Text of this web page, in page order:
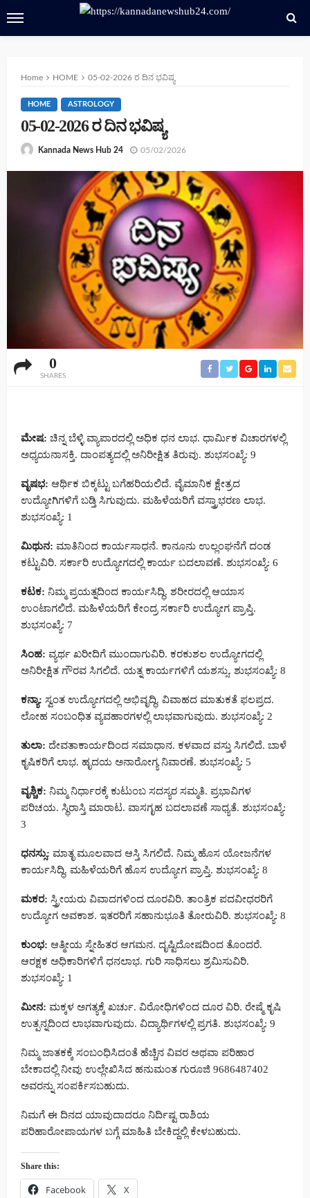
Home HOME 05-02-2026 ರ ದಿನ ಭವಿಷ್ಯ
HOME ASTROLOGY
05-02-2026 ರ ದಿನ ಭವಿಷ್ಯ
Kannada News Hub 24 05/02/2026
0
SHARES
ಮೇಷ: ಚಿನ್ನ ಬೆಳ್ಳಿ ವ್ಯಾಪಾರದಲ್ಲಿ ಅಧಿಕ ಧನ ಲಾಭ. ಧಾರ್ವಿುಕ ವಿಚಾರಗಳಲ್ಲಿ
ಅಧ್ಯಯನಾಸಕ್ತಿ. ದಾಂಪತ್ಯದಲ್ಲಿ ಅನಿರೀಕ್ಷಿತ ತಿರುವು. ಶುಭಸಂಖ್ಯೆ: 9
ವೃಷಭ: ಆರ್ಥಿಕ ಬಿಕ್ಕಟ್ಟು ಬಗೆಹರಿಯಲಿದೆ. ವೈಮಾನಿಕ ಕ್ಷೇತ್ರದ
ಉದ್ಯೋಗಿಗಳಿಗೆ ಬಡ್ತಿ ಸಿಗುವುದು. ಮಹಿಳೆಯರಿಗೆ ವಸ್ತ್ರಾಭರಣ ಲಾಭ.
ಶುಭಸಂಖ್ಯೆ: 1
ಮಿಥುನ: ಮಾತಿನಿಂದ ಕಾರ್ಯಸಾಧನೆ. ಕಾನೂನು ಉಲ್ಲಂಘನೆಗೆ ದಂಡ
ಕಟ್ಟುವಿರಿ. ಸರ್ಕಾರಿ ಉದ್ಯೋಗದಲ್ಲಿ ಕಾರ್ಯ ಬದಲಾವಣೆ. ಶುಭಸಂಖ್ಯೆ: 6
ಕಟಕ: ನಿಮ್ಮ ಪ್ರಯತ್ನದಿಂದ ಕಾರ್ಯಸಿದ್ಧಿ. ಶರೀರದಲ್ಲಿ ಆಯಾಸ
ಉಂಟಾಗಲಿದೆ. ಮಹಿಳೆಯರಿಗೆ ಕೇಂದ್ರ ಸರ್ಕಾರಿ ಉದ್ಯೋಗ ಪ್ರಾಪ್ತಿ.
ಶುಭಸಂಖ್ಯೆ: 7
ಸಿಂಹ: ವ್ಯರ್ಥ ಖರೀದಿಗೆ ಮುಂದಾಗುವಿರಿ. ಕರಕುಶಲ ಉದ್ಯೋಗದಲ್ಲಿ
ಅನಿರೀಕ್ಷಿತ ಗೌರವ ಸಿಗಲಿದೆ. ಯತ್ನ ಕಾರ್ಯಗಳಿಗೆ ಯಶಸ್ಸು. ಶುಭಸಂಖ್ಯೆ: 8
ಕನ್ಯಾ: ಸ್ವಂತ ಉದ್ಯೋಗದಲ್ಲಿ ಅಭಿವೃದ್ಧಿ. ವಿವಾಹದ ಮಾತುಕತೆ ಫಲಪ್ರದ.
ಲೋಹ ಸಂಬಂಧಿತ ವ್ಯವಹಾರಗಳಲ್ಲಿ ಲಾಭವಾಗುವುದು. ಶುಭಸಂಖ್ಯೆ: 2
ತುಲಾ: ದೇವತಾಕಾರ್ಯದಿಂದ ಸಮಾಧಾನ. ಕಳವಾದ ವಸ್ತು ಸಿಗಲಿದೆ. ಬಾಳೆ
ಕೃಷಿಕರಿಗೆ ಲಾಭ. ಹೃದಯ ಅನಾರೋಗ್ಯ ನಿವಾರಣೆ. ಶುಭಸಂಖ್ಯೆ: 5
ವೃಶ್ಚಿಕ: ನಿಮ್ಮ ನಿರ್ಧಾರಕ್ಕೆ ಕುಟುಂಬ ಸದಸ್ಯರ ಸಮ್ಮತಿ. ಪ್ರಭಾವಿಗಳ
ಪರಿಚಯ. ಸ್ಥಿರಾಸ್ತಿ ಮಾರಾಟ. ವಾಸಗೃಹ ಬದಲಾವಣೆ ಸಾಧ್ಯತೆ. ಶುಭಸಂಖ್ಯೆ:
3
ಧನಸ್ಸು: ಮಾತೃ ಮೂಲವಾದ ಆಸ್ತಿ ಸಿಗಲಿದೆ. ನಿಮ್ಮ ಹೊಸ ಯೋಜನೆಗಳ
ಕಾರ್ಯಸಿದ್ಧಿ. ಮಹಿಳೆಯರಿಗೆ ಹೊಸ ಉದ್ಯೋಗ ಪ್ರಾಪ್ತಿ. ಶುಭಸಂಖ್ಯೆ: 8
ಮಕರ: ಸ್ತ್ರೀಯರು ವಿವಾದಗಳಿಂದ ದೂರವಿರಿ. ತಾಂತ್ರಿಕ ಪದವೀಧರರಿಗೆ
ಉದ್ಯೋಗ ಅವಕಾಶ. ಇತರರಿಗೆ ಸಹಾನುಭೂತಿ ತೋರುವಿರಿ. ಶುಭಸಂಖ್ಯೆ: 8
ಕುಂಭ: ಆತ್ಮೀಯ ಸ್ನೇಹಿತರ ಆಗಮನ. ದೃಷ್ಟಿದೋಷದಿಂದ ತೊಂದರೆ.
ಆರಕ್ಷಕ ಅಧಿಕಾರಿಗಳಿಗೆ ಧನಲಾಭ. ಗುರಿ ಸಾಧಿಸಲು ಶ್ರಮಿಸುವಿರಿ.
ಶುಭಸಂಖ್ಯೆ: 1
ಮೀನ: ಮಕ್ಕಳ ಅಗತ್ಯಕ್ಕೆ ಖರ್ಚು. ವಿರೋಧಿಗಳಿಂದ ದೂರ ವಿರಿ. ರೇಷ್ಮೆ ಕೃಷಿ
ಉತ್ಪನ್ನದಿಂದ ಲಾಭವಾಗುವುದು. ವಿದ್ಯಾರ್ಥಿಗಳಲ್ಲಿ ಪ್ರಗತಿ. ಶುಭಸಂಖ್ಯೆ: 9
ನಿಮ್ಮ ಜಾತಕಕ್ಕೆ ಸಂಬಂಧಿಸಿದಂತೆ ಹೆಚ್ಚಿನ ವಿವರ ಅಥವಾ ಪರಿಹಾರ
ಬೇಕಾದಲ್ಲಿ ನೀವು ಉಲ್ಲೇಖಿಸಿದ ಹನುಮಂತ ಗುರೂಜಿ 9686487402
ಅವರನ್ನು ಸಂಪರ್ಕಿಸಬಹುದು.
ನಿಮಗೆ ಈ ದಿನದ ಯಾವುದಾದರೂ ನಿರ್ದಿಷ್ಟ ರಾಶಿಯ
ಪರಿಹಾರೋಪಾಯಗಳ ಬಗ್ಗೆ ಮಾಹಿತಿ ಬೇಕಿದ್ದಲ್ಲಿ ಕೇಳಬಹುದು.
Share this:
Facebook X